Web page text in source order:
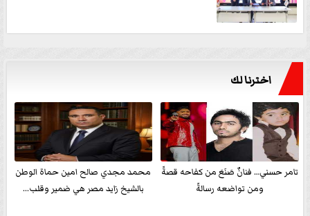
اخترنا لك
تامر حسني… فنانٌ صَنَعَ من كفاحه قصةً
ومن تواضعه رسالةً
محمد مجدي صالح امين حماة الوطن
بالشيخ زايد مصر هي ضمير وقلب...